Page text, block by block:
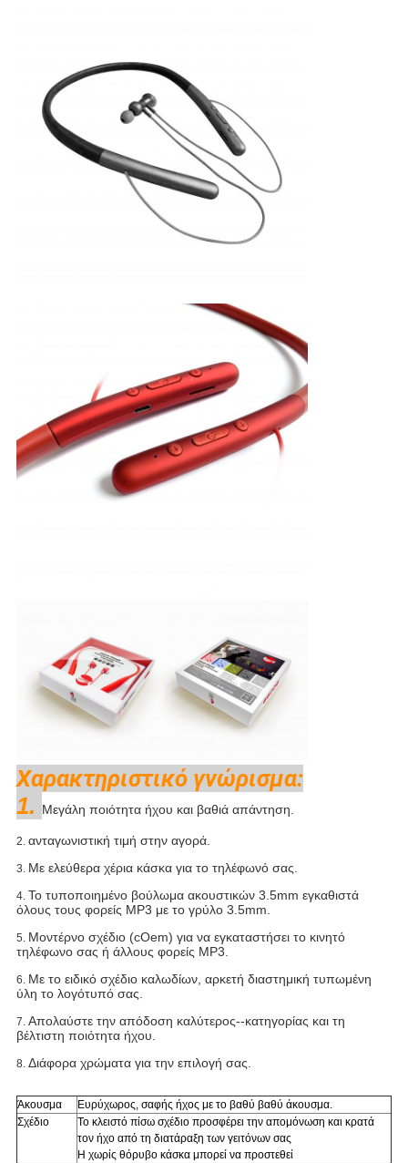
Χαρακτηριστικό γνώρισμα:
1.
Μεγάλη ποιότητα ήχου και βαθιά απάντηση.
2. ανταγωνιστική τιμή στην αγορά.
3. Με ελεύθερα χέρια κάσκα για το τηλέφωνό σας.
4. Το τυποποιημένο βούλωμα ακουστικών 3.5mm εγκαθιστά
όλους τους φορείς MP3 με το γρύλο 3.5mm.
5. Μοντέρνο σχέδιο (cOem) για να εγκαταστήσει το κινητό
τηλέφωνο σας ή άλλους φορείς MP3.
6. Με το ειδικό σχέδιο καλωδίων, αρκετή διαστημική τυπωμένη
ύλη το λογότυπό σας.
7. Απολαύστε την απόδοση καλύτερος--κατηγορίας και τη
βέλτιστη ποιότητα ήχου.
8. Διάφορα χρώματα για την επιλογή σας.
Άκουσμα
Ευρύχωρος, σαφής ήχος με το βαθύ βαθύ άκουσμα.
Σχέδιο
Το κλειστό πίσω σχέδιο προσφέρει την απομόνωση και κρατά
τον ήχο από τη διατάραξη των γειτόνων σας
Η χωρίς θόρυβο κάσκα μπορεί να προστεθεί